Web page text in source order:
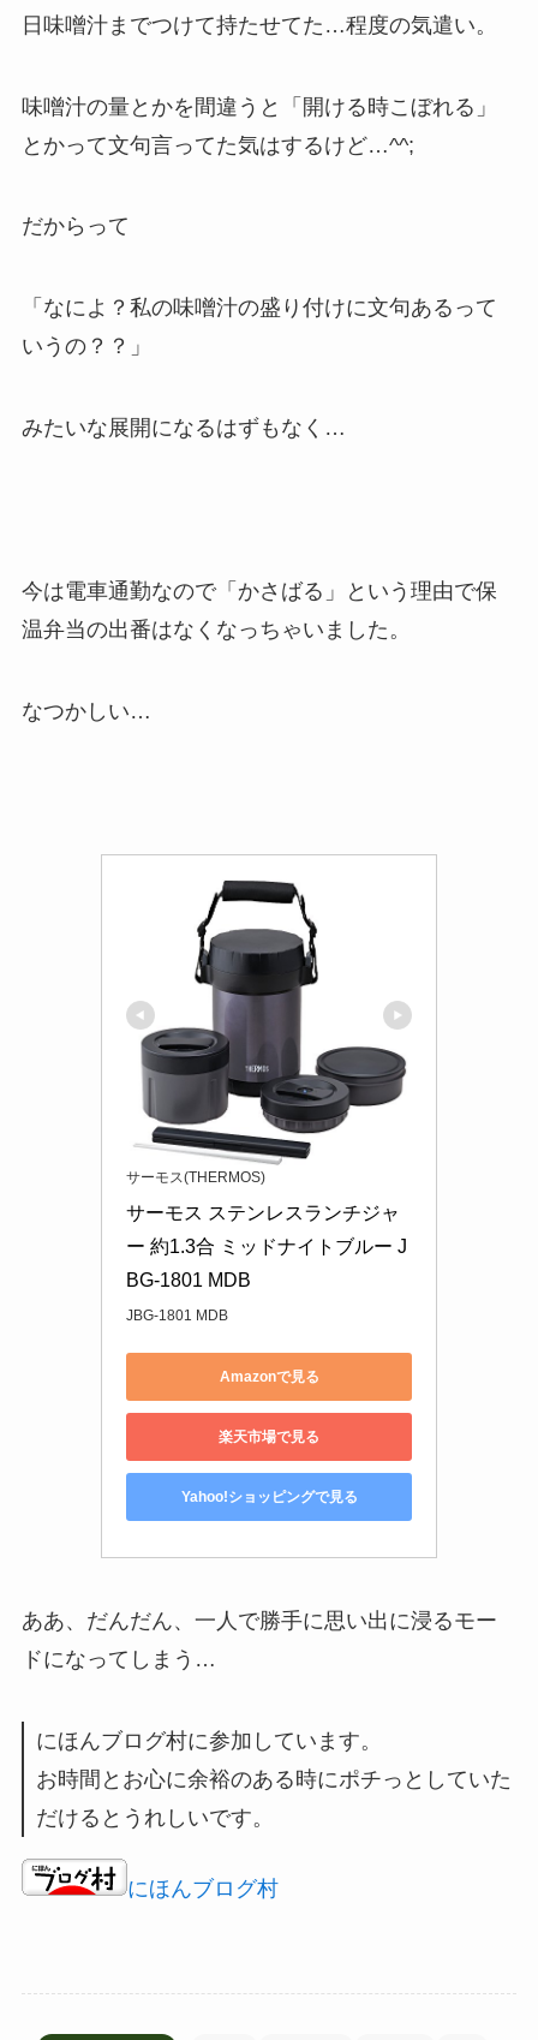
日味噌汁までつけて持たせてた…程度の気遣い。
味噌汁の量とかを間違うと「開ける時こぼれる」
とかって文句言ってた気はするけど…^^;
だからって
「なによ？私の味噌汁の盛り付けに文句あるって
いうの？？」
みたいな展開になるはずもなく…
今は電車通勤なので「かさばる」という理由で保
温弁当の出番はなくなっちゃいました。
なつかしい…
サーモス(THERMOS)
サーモス ステンレスランチジャ
ー 約1.3合 ミッドナイトブルー J
BG-1801 MDB
JBG-1801 MDB
Amazonで見る
楽天市場で見る
Yahoo!ショッピングで見る
ああ、だんだん、一人で勝手に思い出に浸るモー
ドになってしまう…
にほんブログ村に参加しています。
お時間とお心に余裕のある時にポチっとしていた
だけるとうれしいです。
にほんブログ村